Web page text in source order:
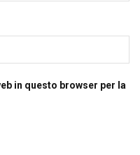
in questo browser per la